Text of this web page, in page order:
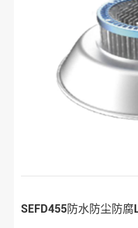
SEFD455防水防尘防腐